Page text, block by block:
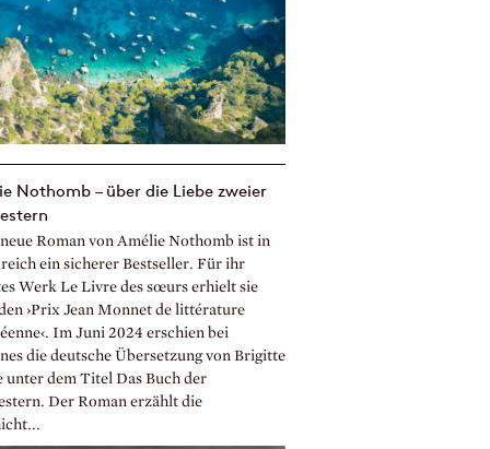
Nothomb – über die Liebe zweier
Roman von Amélie Nothomb ist in
ein sicherer Bestseller. Für ihr
Werk Le Livre des sœurs erhielt sie
›Prix Jean Monnet de littérature
Im Juni 2024 erschien bei
die deutsche Übersetzung von Brigitte
unter dem Titel Das Buch der
Der Roman erzählt die